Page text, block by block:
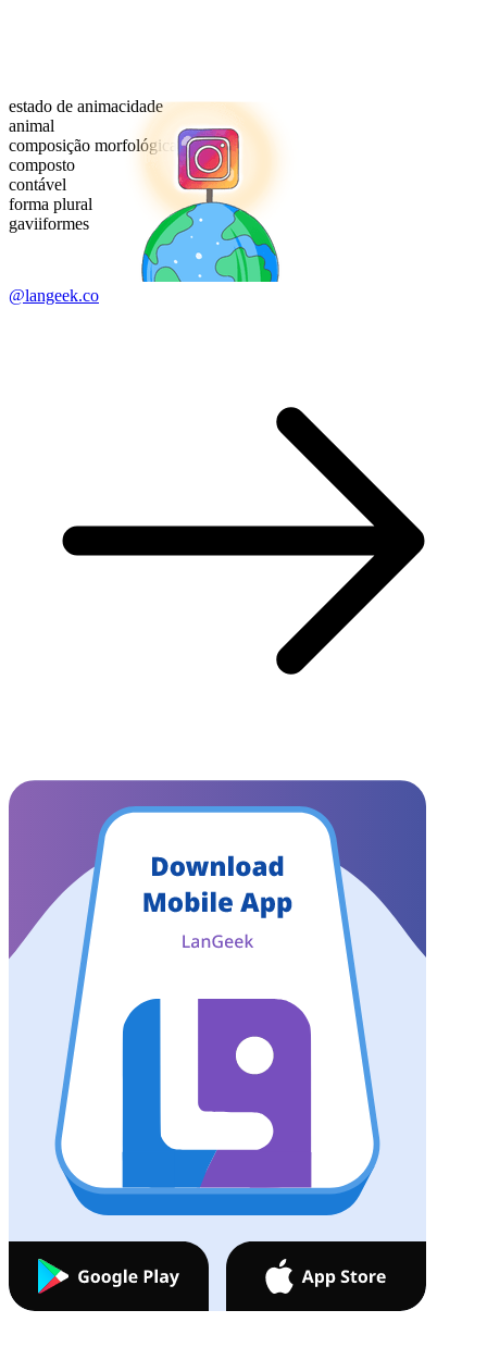
estado de animacidade
animal
composição morfológica
composto
contável
forma plural
gaviiformes
@langeek.co